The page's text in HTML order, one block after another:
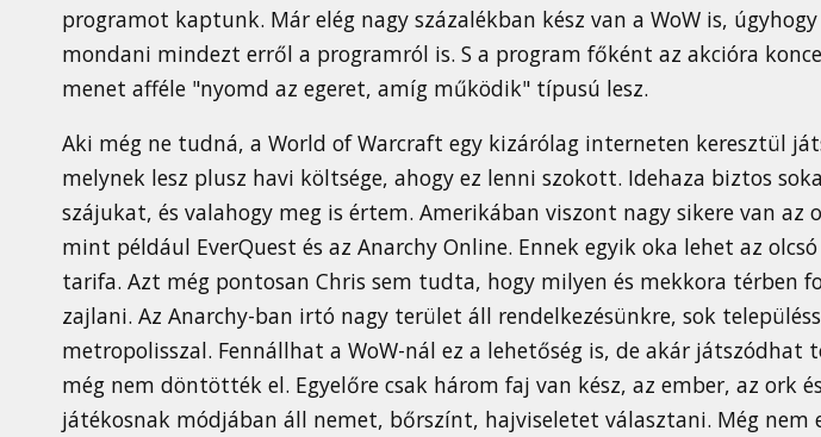
programot kaptunk. Már elég nagy százalékban kész van a WoW is,
mondani mindezt erről a programról is. S a program főként az akcióra
menet afféle "nyomd az egeret, amíg működik" típusú lesz.
Aki még ne tudná, a World of Warcraft egy kizárólag interneten keresztül
melynek lesz plusz havi költsége, ahogy ez lenni szokott. Idehaza biztos
szájukat, és valahogy meg is értem. Amerikában viszont nagy sikere van az
mint például EverQuest és az Anarchy Online. Ennek egyik oka lehet az
tarifa. Azt még pontosan Chris sem tudta, hogy milyen és mekkora térben
zajlani. Az Anarchy-ban irtó nagy terület áll rendelkezésünkre, sok
metropolisszal. Fennállhat a WoW-nál ez a lehetőség is, de akár játszódhat
még nem döntötték el. Egyelőre csak három faj van kész, az ember, az ork
játékosnak módjában áll nemet, bőrszínt, hajviseletet választani. Még nem